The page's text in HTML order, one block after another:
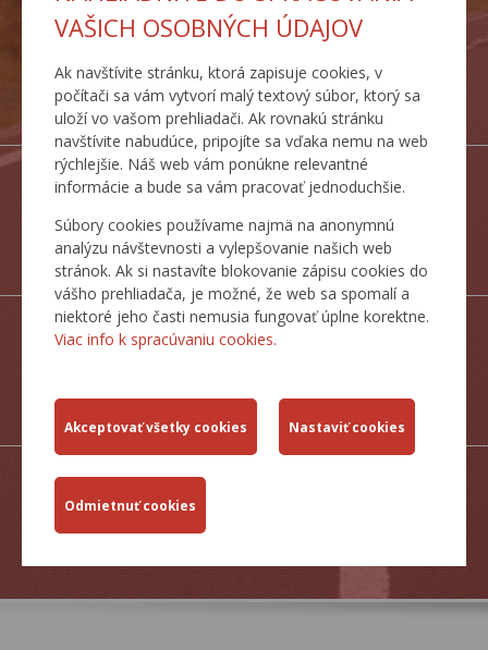
VAŠICH OSOBNÝCH ÚDAJOV
Ak navštívite stránku, ktorá zapisuje cookies, v
počítači sa vám vytvorí malý textový súbor, ktorý sa
uloží vo vašom prehliadači. Ak rovnakú stránku
navštívite nabudúce, pripojíte sa vďaka nemu na web
rýchlejšie. Náš web vám ponúkne relevantné
informácie a bude sa vám pracovať jednoduchšie.
Súbory cookies používame najmä na anonymnú
analýzu návštevnosti a vylepšovanie našich web
stránok. Ak si nastavíte blokovanie zápisu cookies do
vášho prehliadača, je možné, že web sa spomalí a
niektoré jeho časti nemusia fungovať úplne korektne.
Viac info k spracúvaniu cookies.
DOPRAVNÉ
TRASY
ŠTATISTICKÉ
PREHĽADY
MAPY CESTNEJ
SIETE SR